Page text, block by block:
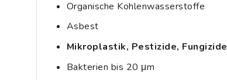
Organische Kohlenwasserstoffe
Asbest
Mikroplastik, Pestizide, Fungizide
Bakterien bis 20 μm